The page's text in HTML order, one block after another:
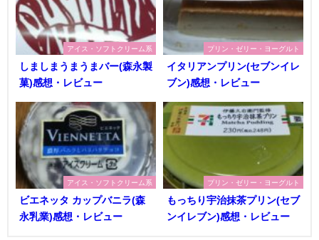
アイス・ソフトクリーム系
しましまうまうまバー(森永製
菓)感想・レビュー
プリン・ゼリー・ヨーグルト
イタリアンプリン(セブンイレ
ブン)感想・レビュー
アイス・ソフトクリーム系
ビエネッタ カップバニラ(森
永乳業)感想・レビュー
プリン・ゼリー・ヨーグルト
もっちり宇治抹茶プリン(セブ
ンイレブン)感想・レビュー